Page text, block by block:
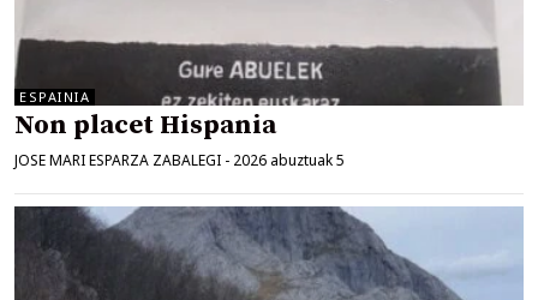
ESPAINIA
Non placet Hispania
JOSE MARI ESPARZA ZABALEGI - 2026 abuztuak 5